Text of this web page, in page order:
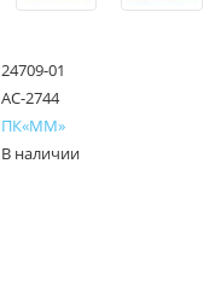
24709-01
АС-2744
ПК«ММ»
В наличии